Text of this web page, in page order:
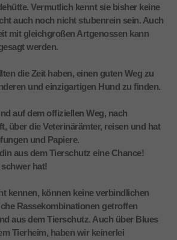
Vermutlich kennt sie bisher keine
auch noch nicht stubenrein sein. Auch
mit gleichgroßen Artgenossen kann
werden.
die Zeit haben, einen guten Weg zu
und einzigartigen Hund zu finden.
auf dem offiziellen Weg, nach
über die Veterinärämter, reisen und hat
und Papiere.
aus dem Tierschutz eine Chance!
hat!
kennen, können keine verbindlichen
Rassekombinationen getroffen
aus dem Tierschutz. Auch über Blues
Tierheim, haben wir keinerlei